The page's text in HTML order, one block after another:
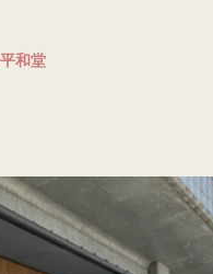
和堂